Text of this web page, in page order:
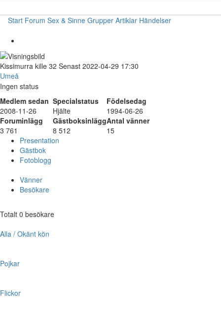
Start Forum Sex & Sinne Grupper Artiklar Händelser
Kissimurra kille 32 Senast 2022-04-29 17:30
Umeå
Ingen status
Medlem sedan Specialstatus
Födelsedag
2008-11-26
Hjälte
1994-06-26
Foruminlägg
GästboksinläggAntal vänner
3 761
8 512
15
Presentation
Gästbok
Fotoblogg
Vänner
Besökare
Totalt 0 besökare
Alla / Okänt kön
Pojkar
Flickor